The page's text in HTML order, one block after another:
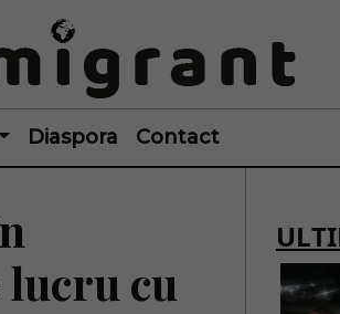
Diaspora Contact
lucru cu